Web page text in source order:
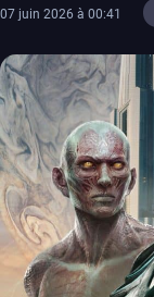
07 juin 2026 à 00:41